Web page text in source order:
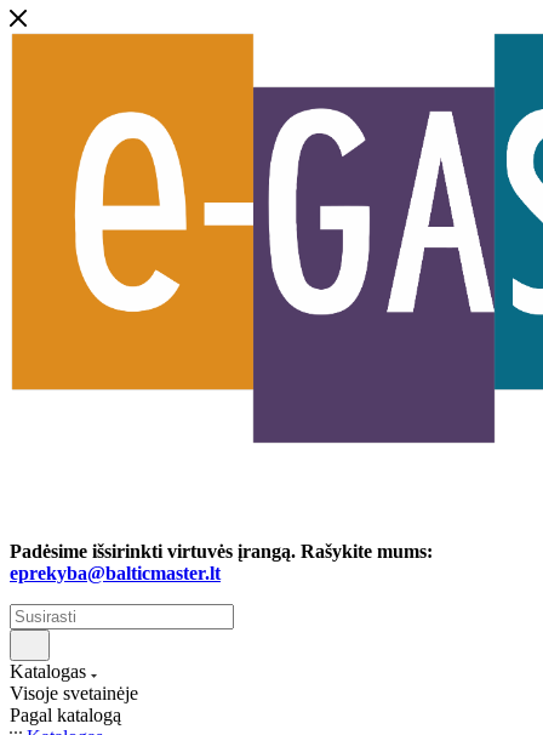
Padėsime išsirinkti virtuvės įrangą. Rašykite mums:
eprekyba@balticmaster.lt
Katalogas
Visoje svetainėje
Pagal katalogą